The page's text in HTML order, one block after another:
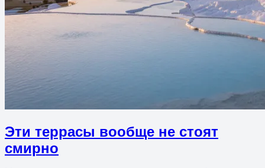
Эти террасы вообще не стоят
смирно